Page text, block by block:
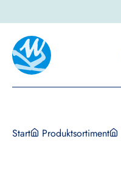
Start Produktsortiment